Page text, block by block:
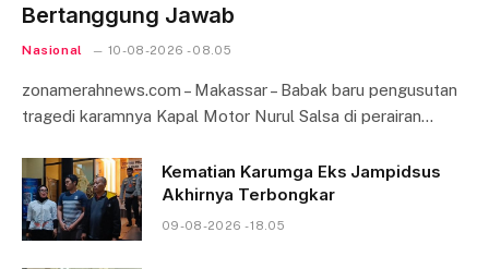
Bertanggung Jawab
Nasional 10-08-2026 - 08.05
zonamerahnews.com – Makassar – Babak baru pengusutan
tragedi karamnya Kapal Motor Nurul Salsa di perairan…
Kematian Karumga Eks Jampidsus
Akhirnya Terbongkar
09-08-2026 - 18.05